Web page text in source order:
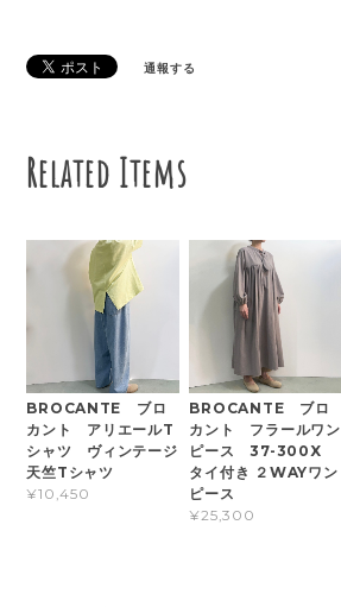
通報する
Related Items
BROCANTE ブロ
カント アリエールT
シャツ ヴィンテージ
天竺Tシャツ
¥10,450
BROCANTE ブロ
カント フラールワン
ピース 37-300X
タイ付き ２WAYワン
ピース
¥25,300